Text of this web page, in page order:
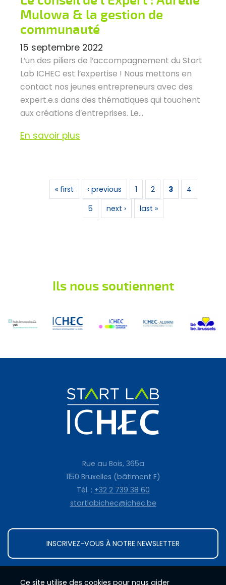
Ce site utilise des cookies pour nous aider
Mulowa & la gestion de
communauté
15 septembre 2022
L’un des piliers de l’accompagnement du Start
Lab ICHEC est l’expertise ! Nous mettons en
contact nos jeunes entrepreneurs avec des
expert.e.s dans des thématiques qui touchent
aux créations d’entreprises. Le...
En savoir plus
Pages« first ‹ previous 1 2 3
4
5
next › last »
Ils nous soutiennent
Rue au Bois, 365a
1150 Bruxelles (bâtiment E)
Tél. : +32 2 739 38 60
startlabichec@ichec.be
INSCRIVEZ-VOUS À NOTRE NEWSLETTER